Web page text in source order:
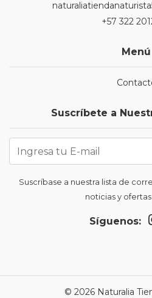
+57 322
Menú
Suscríbete a
Suscríbase a nuestra lista de
noticias y
Síguenos:
© 2026 Naturalia